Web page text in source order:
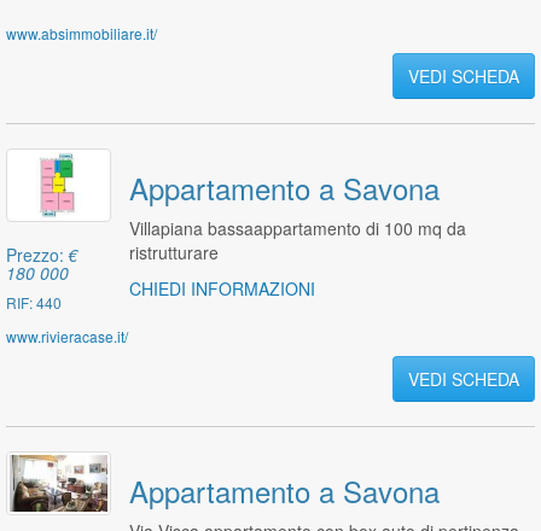
www.absimmobiliare.it/
VEDI SCHEDA
Prezzo:€
180 000
RIF: 440
Appartamento a Savona
Villapiana bassaappartamento di 100 mq da
ristrutturare
CHIEDI INFORMAZIONI
www.rivieracase.it/
VEDI SCHEDA
Appartamento a Savona